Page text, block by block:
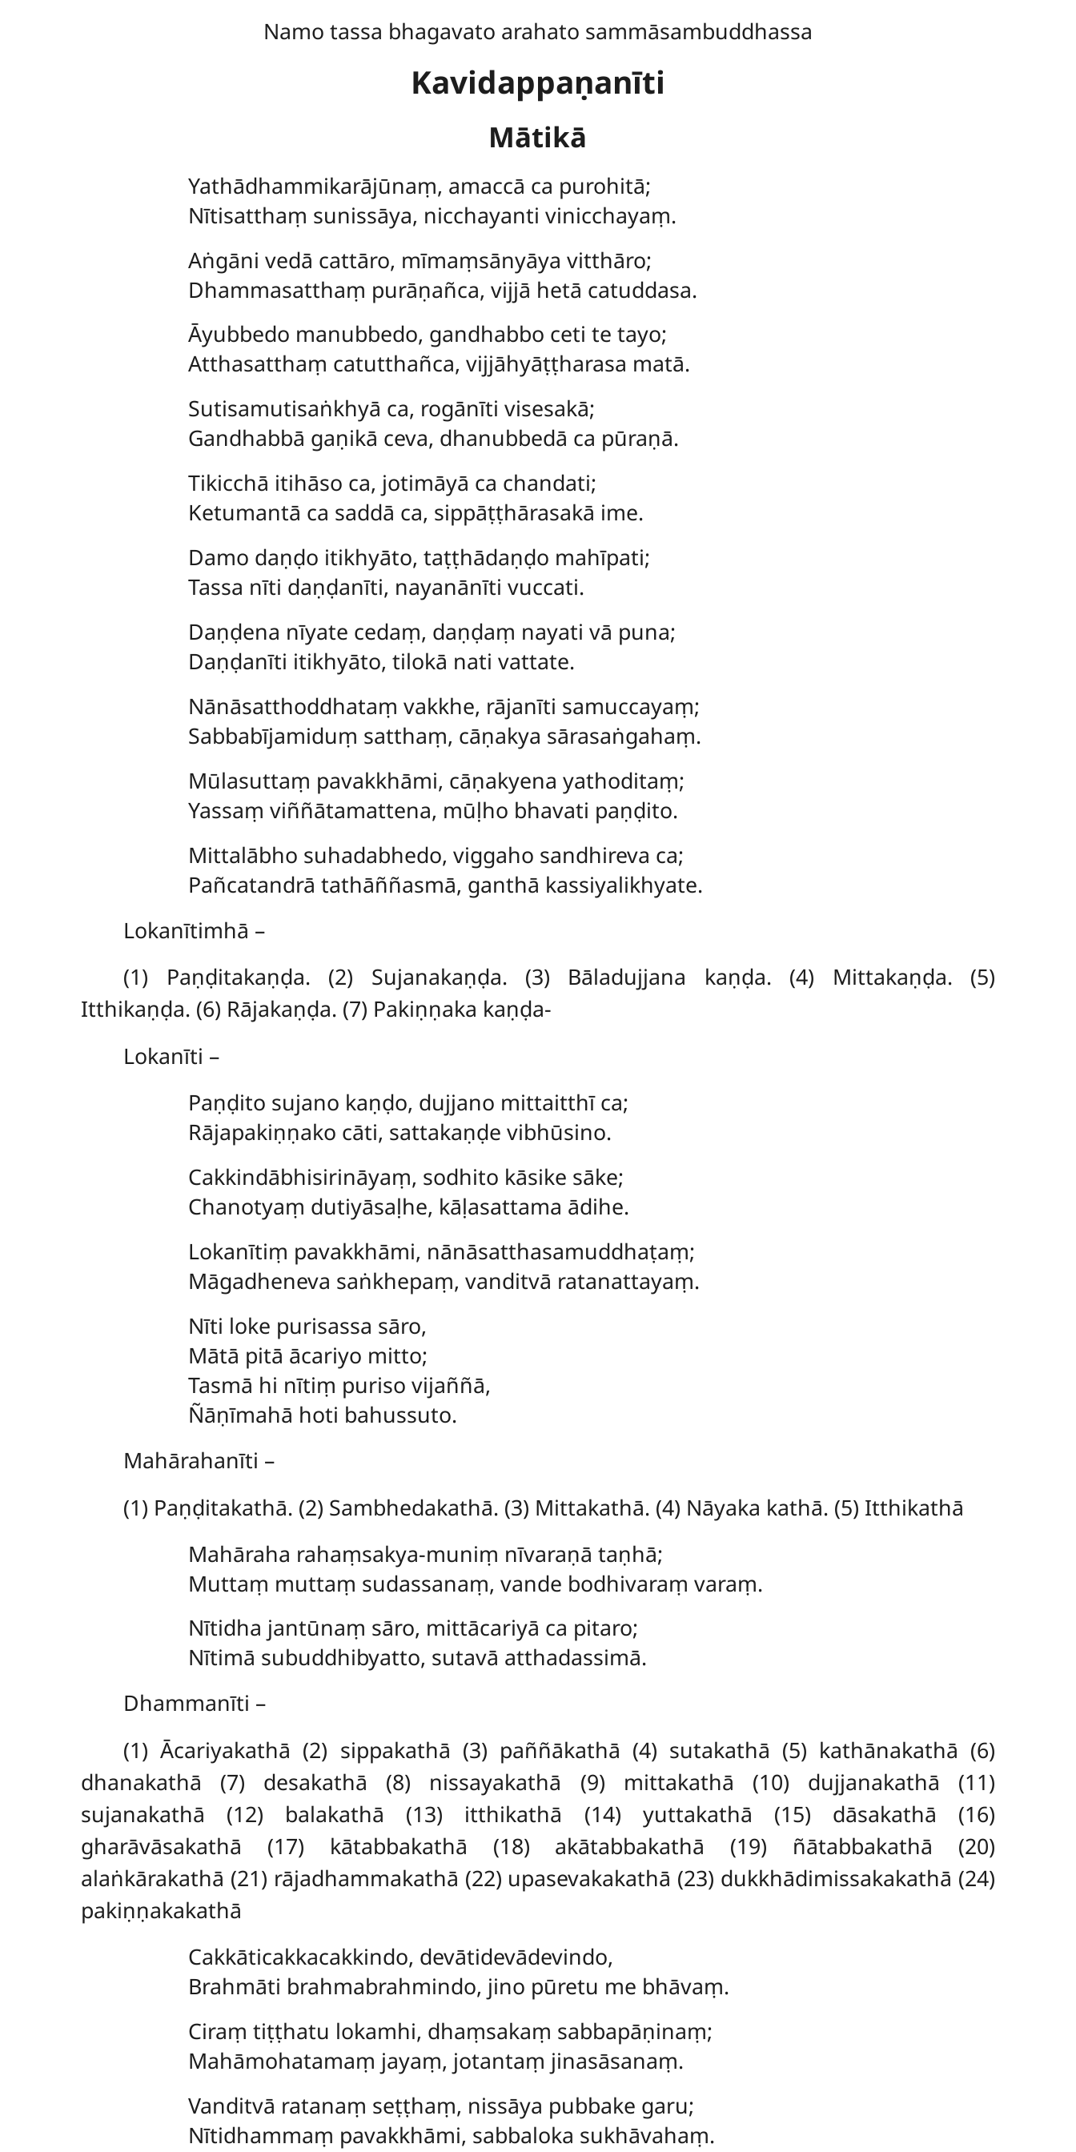
Namo tassa bhagavato arahato sammāsambuddhassa
Kavidappaṇanīti
Mātikā
Yathādhammikarājūnaṃ, amaccā ca purohitā;
Nītisatthaṃ sunissāya, nicchayanti vinicchayaṃ.
Aṅgāni vedā cattāro, mīmaṃsānyāya vitthāro;
Dhammasatthaṃ purāṇañca, vijjā hetā catuddasa.
Āyubbedo manubbedo, gandhabbo ceti te tayo;
Atthasatthaṃ catutthañca, vijjāhyāṭṭharasa matā.
Sutisamutisaṅkhyā ca, rogānīti visesakā;
Gandhabbā gaṇikā ceva, dhanubbedā ca pūraṇā.
Tikicchā itihāso ca, jotimāyā ca chandati;
Ketumantā ca saddā ca, sippāṭṭhārasakā ime.
Damo daṇḍo itikhyāto, taṭṭhādaṇḍo mahīpati;
Tassa nīti daṇḍanīti, nayanānīti vuccati.
Daṇḍena nīyate cedaṃ, daṇḍaṃ nayati vā puna;
Daṇḍanīti itikhyāto, tilokā nati vattate.
Nānāsatthoddhataṃ vakkhe, rājanīti samuccayaṃ;
Sabbabījamiduṃ satthaṃ, cāṇakya sārasaṅgahaṃ.
Mūlasuttaṃ pavakkhāmi, cāṇakyena yathoditaṃ;
Yassaṃ viññātamattena, mūḷho bhavati paṇḍito.
Mittalābho suhadabhedo, viggaho sandhireva ca;
Pañcatandrā tathāññasmā, ganthā kassiyalikhyate.
Lokanītimhā –
(1) Paṇḍitakaṇḍa. (2) Sujanakaṇḍa. (3) Bāladujjana kaṇḍa. (4) Mittakaṇḍa. (5)
Itthikaṇḍa. (6) Rājakaṇḍa. (7) Pakiṇṇaka kaṇḍa-
Lokanīti –
Paṇḍito sujano kaṇḍo, dujjano mittaitthī ca;
Rājapakiṇṇako cāti, sattakaṇḍe vibhūsino.
Cakkindābhisirināyaṃ, sodhito kāsike sāke;
Chanotyaṃ dutiyāsaḷhe, kāḷasattama ādihe.
Lokanītiṃ pavakkhāmi, nānāsatthasamuddhaṭaṃ;
Māgadheneva saṅkhepaṃ, vanditvā ratanattayaṃ.
Nīti loke purisassa sāro,
Mātā pitā ācariyo mitto;
Tasmā hi nītiṃ puriso vijaññā,
Ñāṇīmahā hoti bahussuto.
Mahārahanīti –
(1) Paṇḍitakathā. (2) Sambhedakathā. (3) Mittakathā. (4) Nāyaka kathā. (5) Itthikathā
Mahāraha rahaṃsakya-muniṃ nīvaraṇā taṇhā;
Muttaṃ muttaṃ sudassanaṃ, vande bodhivaraṃ varaṃ.
Nītidha jantūnaṃ sāro, mittācariyā ca pitaro;
Nītimā subuddhibyatto, sutavā atthadassimā.
Dhammanīti –
(1) Ācariyakathā (2) sippakathā (3) paññākathā (4) sutakathā (5) kathānakathā (6)
dhanakathā (7) desakathā (8) nissayakathā (9) mittakathā (10) dujjanakathā (11)
sujanakathā (12) balakathā (13) itthikathā (14) yuttakathā (15) dāsakathā (16)
gharāvāsakathā (17) kātabbakathā (18) akātabbakathā (19) ñātabbakathā (20)
alaṅkārakathā (21) rājadhammakathā (22) upasevakakathā (23) dukkhādimissakakathā (24)
pakiṇṇakakathā
Cakkāticakkacakkindo, devātidevādevindo,
Brahmāti brahmabrahmindo, jino pūretu me bhāvaṃ.
Ciraṃ tiṭṭhatu lokamhi, dhaṃsakaṃ sabbapāṇinaṃ;
Mahāmohatamaṃ jayaṃ, jotantaṃ jinasāsanaṃ.
Vanditvā ratanaṃ seṭṭhaṃ, nissāya pubbake garu;
Nītidhammaṃ pavakkhāmi, sabbaloka sukhāvahaṃ.